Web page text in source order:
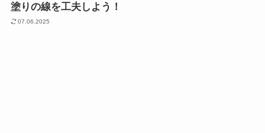
塗りの線を工夫しよう！
07.06.2025